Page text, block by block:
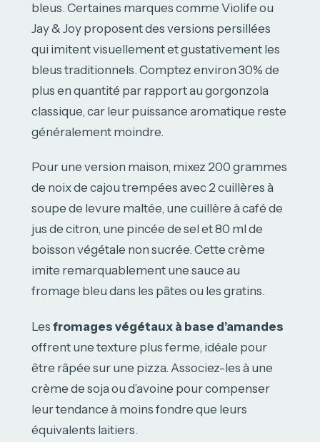
bleus. Certaines marques comme Violife ou
Jay & Joy proposent des versions persillées
qui imitent visuellement et gustativement les
bleus traditionnels. Comptez environ 30% de
plus en quantité par rapport au gorgonzola
classique, car leur puissance aromatique reste
généralement moindre.
Pour une version maison, mixez 200 grammes
de noix de cajou trempées avec 2 cuillères à
soupe de levure maltée, une cuillère à café de
jus de citron, une pincée de sel et 80 ml de
boisson végétale non sucrée. Cette crème
imite remarquablement une sauce au
fromage bleu dans les pâtes ou les gratins.
Les fromages végétaux à base d’amandes
offrent une texture plus ferme, idéale pour
être râpée sur une pizza. Associez-les à une
crème de soja ou d’avoine pour compenser
leur tendance à moins fondre que leurs
équivalents laitiers.